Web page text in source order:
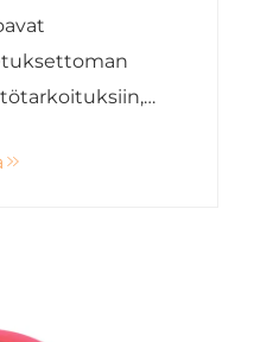
ja